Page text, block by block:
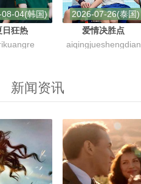
08-04(韩国)
日狂热
2026-07-26(泰国)
爱情决胜点
aiqingjueshengdian
新闻资讯
独家